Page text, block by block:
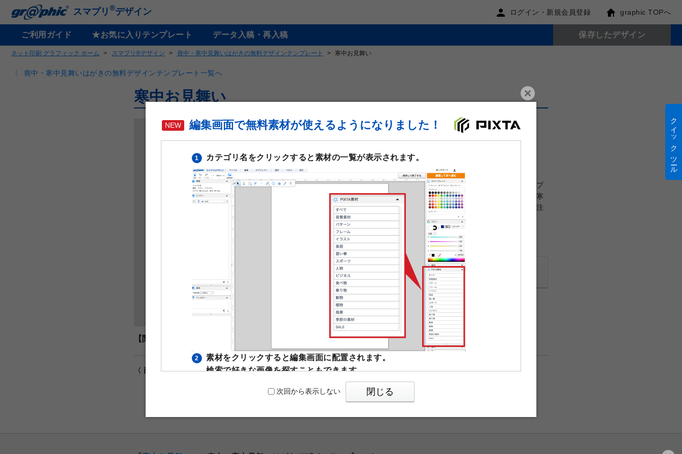
スマプリ ®デザイン ログイン・新規会員登録 graphic TOPへ
ご利用ガイド ★お気に入りテンプレート データ入稿・再入稿 保存したデザイン
ネット印刷 グラフィック ホーム スマプリ®デザイン 喪中・寒中見舞いはがきの無料デザインテンプレート 寒中お見舞い
喪中・寒中見舞いはがきの無料デザインテンプレート一覧へ
寒中お見舞い
テンプレートNo.21056
印刷データの解像度：1200dpi
喪中・寒中見舞いはがき作成に使える無料デザインテンプ
レートです。写真や文字を入れるだけで本格的な喪中・寒
中見舞いはがきが作成できます。編集後はそのまま印刷注
寒中見舞いの受付は終了しました。
※次回の寒中見舞いは9月上旬頃に受付開始予定です。
同意してデザイン作成へ
★
【関連タグ】 寒中お見舞い
〈 両面印刷をご希望の場合は、片面ずつデザインを作成してください。 〉
編集画面で無料素材が使えるようになりました！
1 カテゴリ名をクリックすると素材の一覧が表示されます。
2
素材をクリックすると編集画面に配置されます。
検索で好きな画像を探すこともできます。
次回から表示しない 閉じる
クイック ツール